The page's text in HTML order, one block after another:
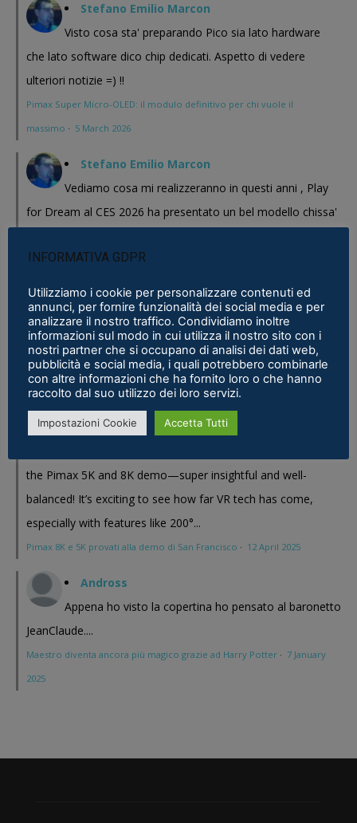
Stefano Emilio Marcon
Visto cosa sta' preparando Pico sia lato hardware
che lato software dico chip dedicati. Aspetto di vedere
ulteriori notizie =) !!
Pimax Super Micro-OLED: il modulo definitivo per chi vuole il
massimo · 5 March 2026
Stefano Emilio Marcon
Vediamo cosa mi realizzeranno in questi anni , Play
for Dream al CES 2026 ha presentato un bel modello chissa'
sostanza i prodotti cinesi...
Quest - VR ITALIA ·25 February 2026
Fabio
Se fosse disponibile lo prenderei al volo
Samsung Galaxy XR è realtà, ma ne avevamo bisogno?
Eric Marcus
the Pimax 5K and 8K demo—super insightful and well-
balanced! It’s exciting to see how far VR tech has come,
especially with features like 200°...
Pimax 8K e 5K provati alla demo di San Francisco · 12 April 2025
Andross
Appena ho visto la copertina ho pensato al baronetto
JeanClaude....
Maestro diventa ancora più magico grazie ad Harry Potter · 7 January
2025
INFORMATIVA GDPR
Utilizziamo i cookie per personalizzare contenuti ed
annunci, per fornire funzionalità dei social media e per
analizzare il nostro traffico. Condividiamo inoltre
informazioni sul modo in cui utilizza il nostro sito con i
nostri partner che si occupano di analisi dei dati web,
pubblicità e social media, i quali potrebbero combinarle
con altre informazioni che ha fornito loro o che hanno
raccolto dal suo utilizzo dei loro servizi.
Impostazioni Cookie Accetta Tutti